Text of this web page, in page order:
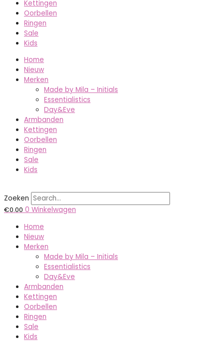
Kettingen
Oorbellen
Ringen
Sale
Kids
Home
Nieuw
Merken
Made by Mila – Initials
Essentialistics
Day&Eve
Armbanden
Kettingen
Oorbellen
Ringen
Sale
Kids
Zoeken
€0.00 0 Winkelwagen
Home
Nieuw
Merken
Made by Mila – Initials
Essentialistics
Day&Eve
Armbanden
Kettingen
Oorbellen
Ringen
Sale
Kids